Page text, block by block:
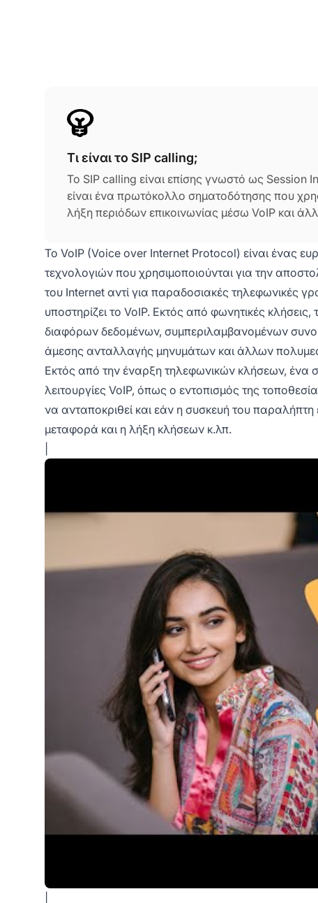
Τι είναι το SIP calling;
Το SIP calling είναι επίσης γνωστό ως
είναι ένα πρωτόκολλο σηματοδότησης που
λήξη περιόδων επικοινωνίας μέσω VoIP και
σωστό.
Το VoIP (Voice over Internet Protocol) είναι ένας
τεχνολογιών που χρησιμοποιούνται για την
του Internet αντί για παραδοσιακές τηλεφωνικές
υποστηρίζει το VoIP. Εκτός από φωνητικές
διαφόρων δεδομένων, συμπεριλαμβανομένων
άμεσης ανταλλαγής μηνυμάτων και άλλων
Εκτός από την έναρξη τηλεφωνικών κλήσεων, ένα
λειτουργίες VoIP, όπως ο εντοπισμός της
να ανταποκριθεί και εάν η συσκευή του παραλήπτη
μεταφορά και η λήξη κλήσεων κ.λπ.